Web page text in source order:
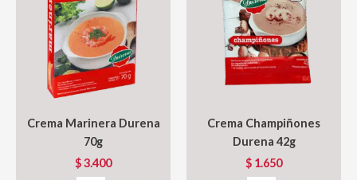
Crema Marinera Durena
70g
$3.400
Crema Champiñones
Durena 42g
$ 1.650